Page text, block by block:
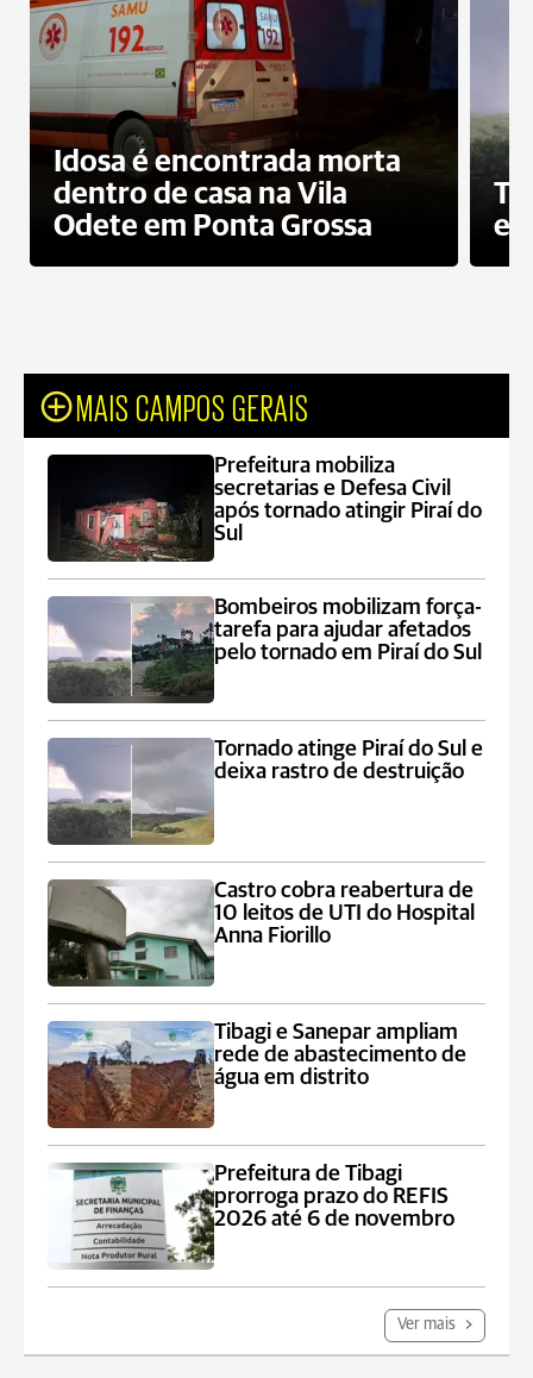
Idosa é encontrada morta
dentro de casa na Vila
Odete em Ponta Grossa
e
MAIS CAMPOS GERAIS
Prefeitura mobiliza
secretarias e Defesa Civil
após tornado atingir Piraí do
Sul
Bombeiros mobilizam força-
tarefa para ajudar afetados
pelo tornado em Piraí do Sul
Tornado atinge Piraí do Sul e
deixa rastro de destruição
Castro cobra reabertura de
10 leitos de UTI do Hospital
Anna Fiorillo
Tibagi e Sanepar ampliam
rede de abastecimento de
água em distrito
Prefeitura de Tibagi
prorroga prazo do REFIS
2026 até 6 de novembro
Ver mais